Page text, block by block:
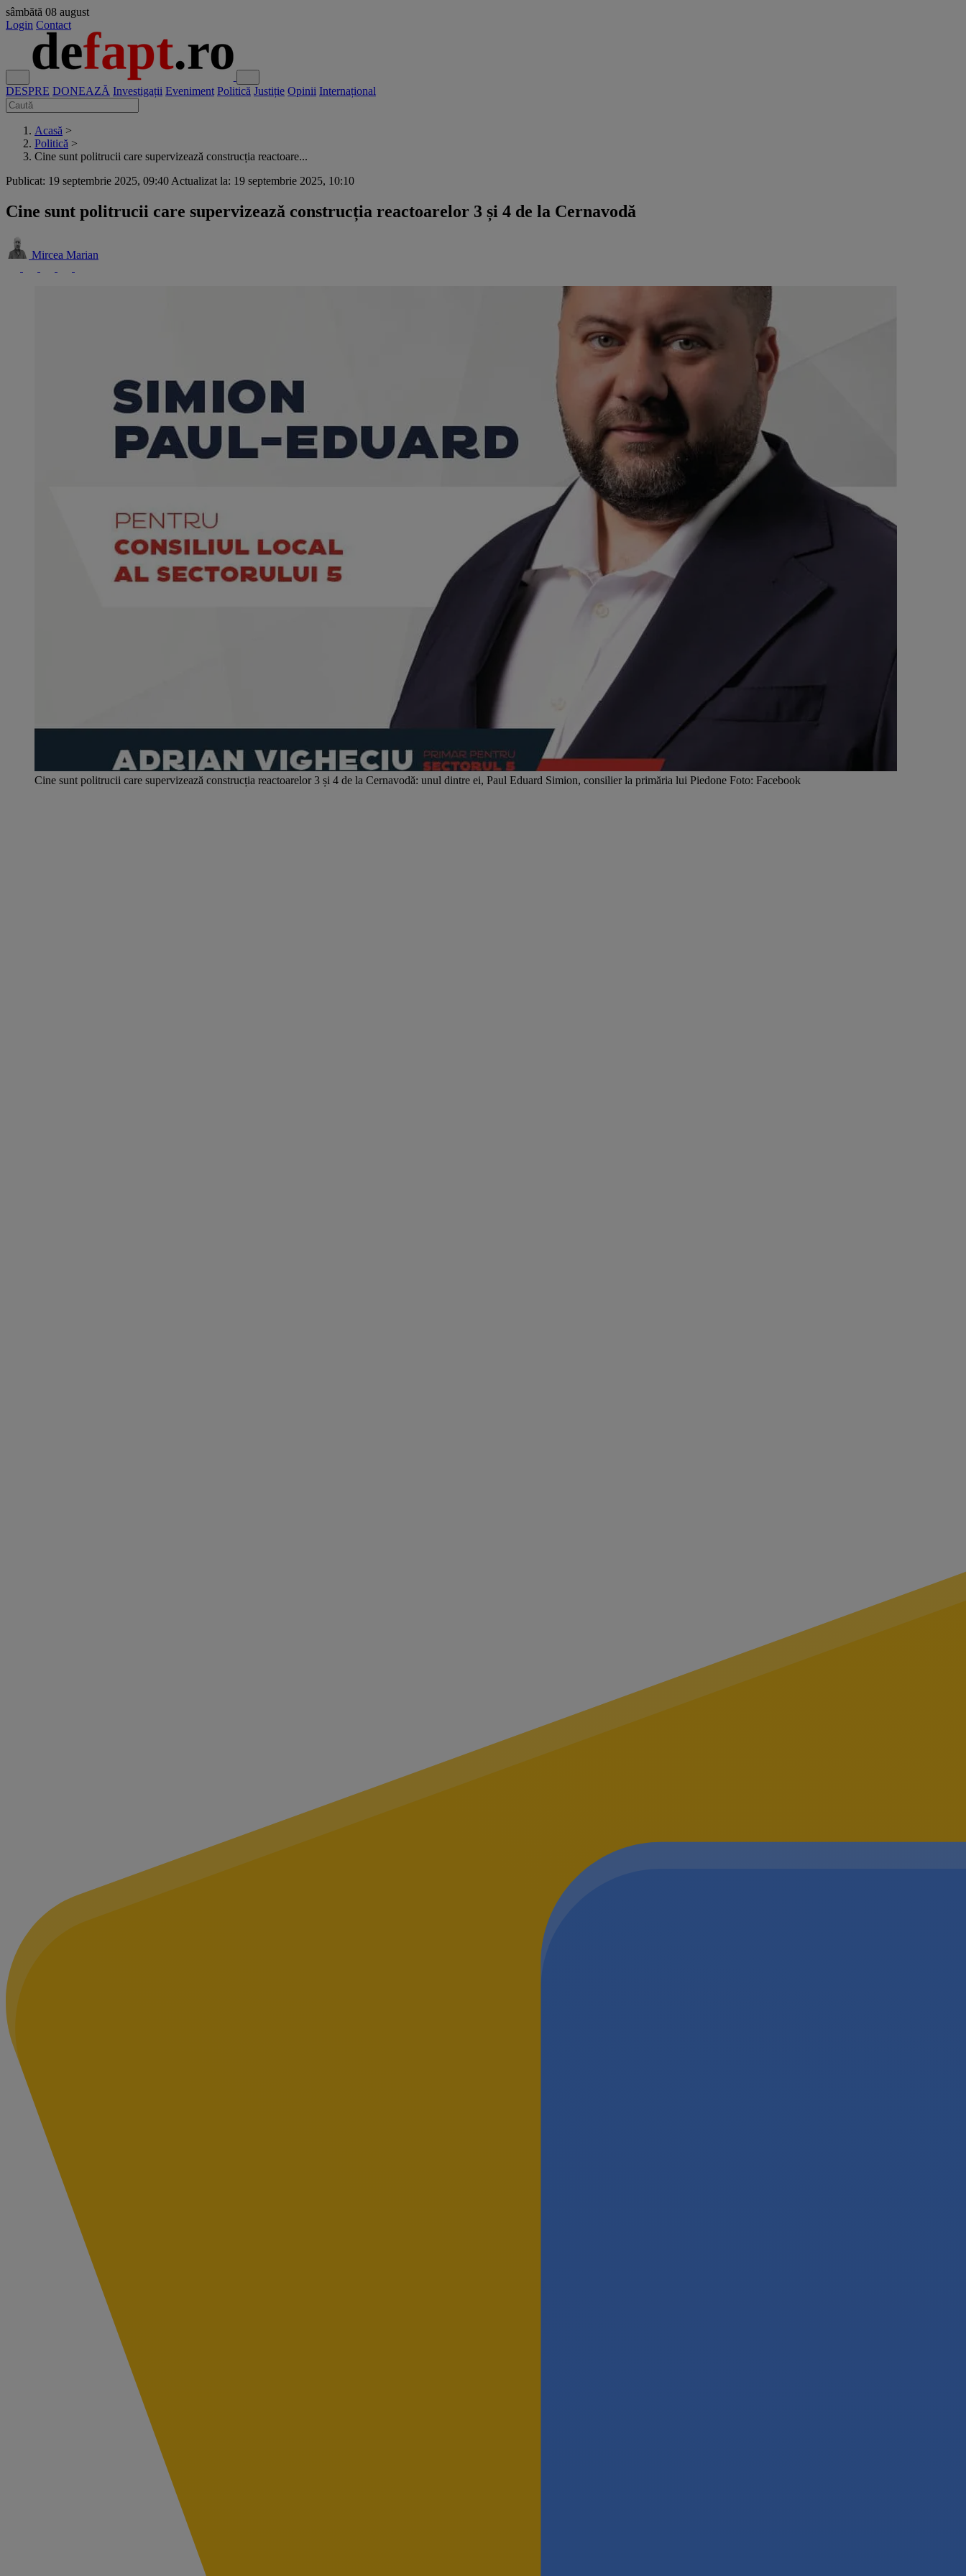
sâmbătă 08 august
Login Contact
DESPRE DONEAZĂ Investigații Eveniment Politică Justiție Opinii Internațional
Acasă >
Politică >
Cine sunt politrucii care supervizează construcția reactoare...
Publicat: 19 septembrie 2025, 09:40 Actualizat la: 19 septembrie 2025, 10:10
Cine sunt politrucii care supervizează construcția reactoarelor 3 și 4 de la Cernavodă
Mircea Marian
Cine sunt politrucii care supervizează construcția reactoarelor 3 și 4 de la Cernavodă: unul dintre ei, Paul Eduard Simion, consilier la primăria lui Piedone Foto: Facebook